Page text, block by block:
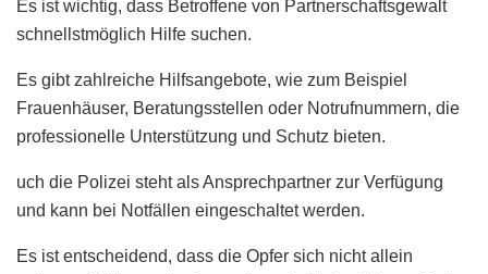
Es ist wichtig, dass Betroffene von Partnerschaftsgewalt
schnellstmöglich Hilfe suchen.
Es gibt zahlreiche Hilfsangebote, wie zum Beispiel
Frauenhäuser, Beratungsstellen oder Notrufnummern, die
professionelle Unterstützung und Schutz bieten.
uch die Polizei steht als Ansprechpartner zur Verfügung
und kann bei Notfällen eingeschaltet werden.
Es ist entscheidend, dass die Opfer sich nicht allein